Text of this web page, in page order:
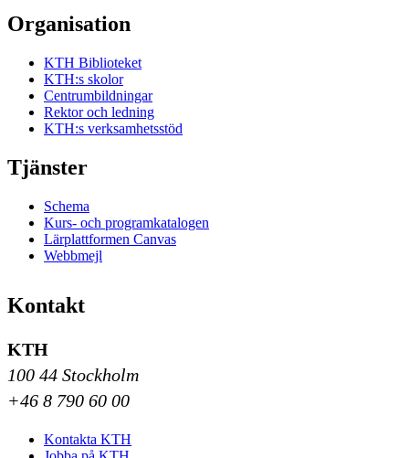
Organisation
KTH Biblioteket
KTH:s skolor
Centrumbildningar
Rektor och ledning
KTH:s verksamhetsstöd
Tjänster
Schema
Kurs- och programkatalogen
Lärplattformen Canvas
Webbmejl
Kontakt
KTH
100 44 Stockholm
+46 8 790 60 00
Kontakta KTH